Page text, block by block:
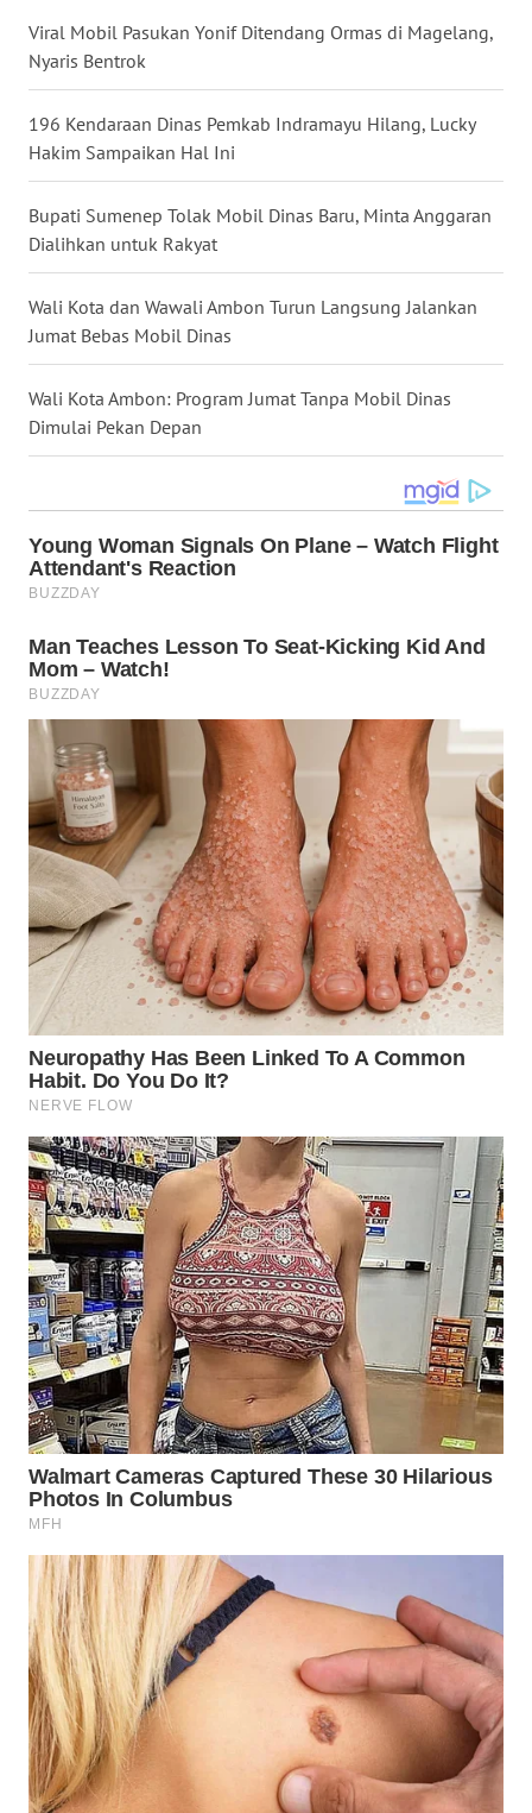
Viral Mobil Pasukan Yonif Ditendang Ormas di Magelang,
Nyaris Bentrok
196 Kendaraan Dinas Pemkab Indramayu Hilang, Lucky
Hakim Sampaikan Hal Ini
Bupati Sumenep Tolak Mobil Dinas Baru, Minta Anggaran
Dialihkan untuk Rakyat
Wali Kota dan Wawali Ambon Turun Langsung Jalankan
Jumat Bebas Mobil Dinas
Wali Kota Ambon: Program Jumat Tanpa Mobil Dinas
Dimulai Pekan Depan
WN
NUSANTARA
WN
JOGJA
WN
JATIM
BALI
KALBAR
WN
KALTARA
WN
KALSEL
KALTIM
WN
SULSEL
WN
GORONTALO
WN
SULUT
WN
MALUKU
WN
MALUT
WN
DAIRI
WN
DANAU
TOBA
NIAS
WN
LANGKAT
WN
TAPANULI
SELATAN
WN
TANJUNG
LESUNG